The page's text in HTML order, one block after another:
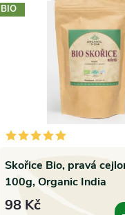
BIO
Skořice Bio, pravá
100g, Organic India
98 Kč